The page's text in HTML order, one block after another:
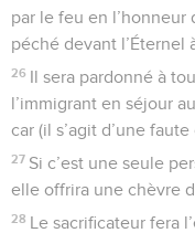
par le feu en l’honneur
péché devant l’Éternel
26 Il sera pardonné à
l’immigrant en séjour
car (il s’agit d’une
27 Si c’est une seule
elle offrira une chèvre
28 Le sacrificateur fera